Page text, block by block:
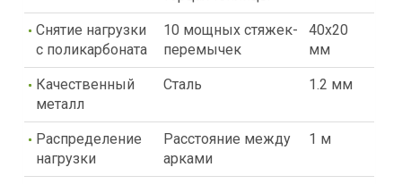
Снятие нагрузки
с поликарбоната
10 мощных стяжек-
перемычек
40х20
мм
Качественный
металл
Сталь 1.2 мм
Распределение
нагрузки
Расстояние между
арками
1 м